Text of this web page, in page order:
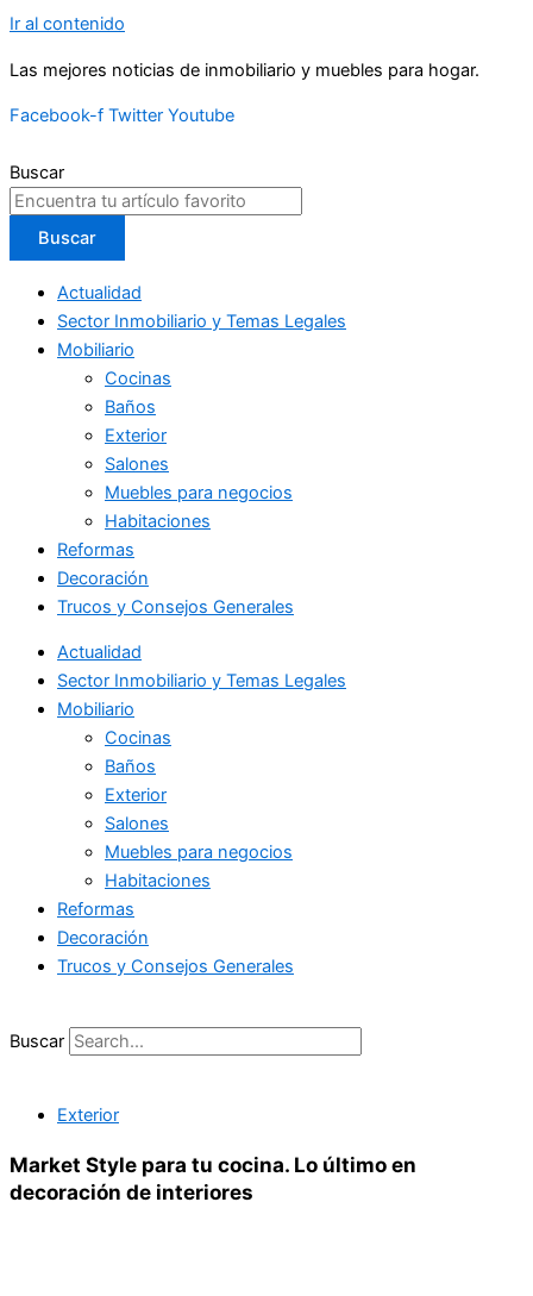
Ir al contenido
Las mejores noticias de inmobiliario y muebles para hogar.
Facebook-f Twitter Youtube
Buscar
Buscar
Actualidad
Sector Inmobiliario y Temas Legales
Mobiliario
Cocinas
Baños
Exterior
Salones
Muebles para negocios
Habitaciones
Reformas
Decoración
Trucos y Consejos Generales
Actualidad
Sector Inmobiliario y Temas Legales
Mobiliario
Cocinas
Baños
Exterior
Salones
Muebles para negocios
Habitaciones
Reformas
Decoración
Trucos y Consejos Generales
Buscar
Exterior
Market Style para tu cocina. Lo último en
decoración de interiores